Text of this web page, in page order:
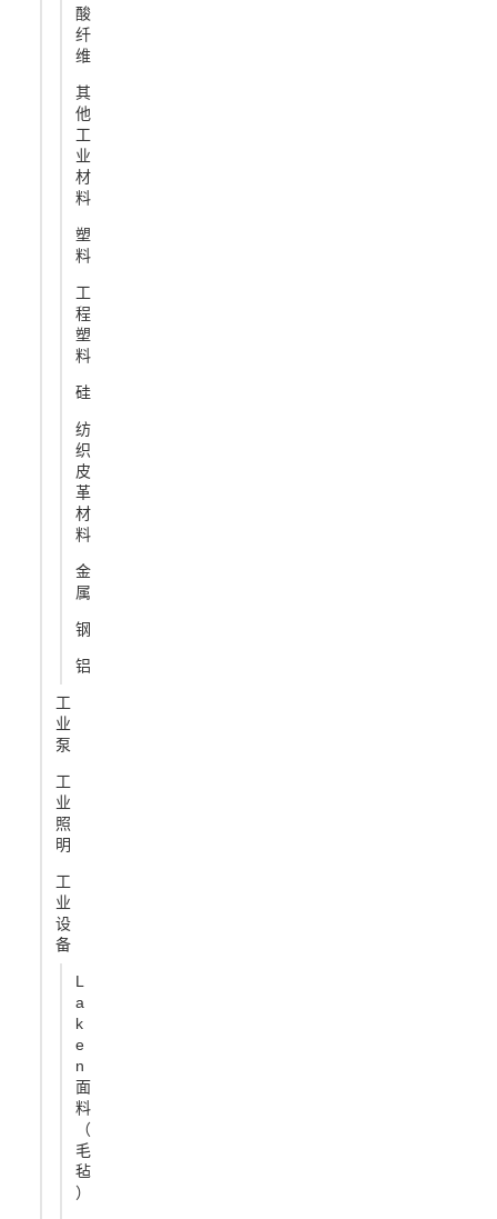
酸
纤
维
其
他
工
业
材
料
塑
料
工
程
塑
料
硅
纺
织
皮
革
材
料
金
属
钢
铝
工
业
泵
工
业
照
明
工
业
设
备
L
a
k
e
n
面
料
（
毛
毡
）